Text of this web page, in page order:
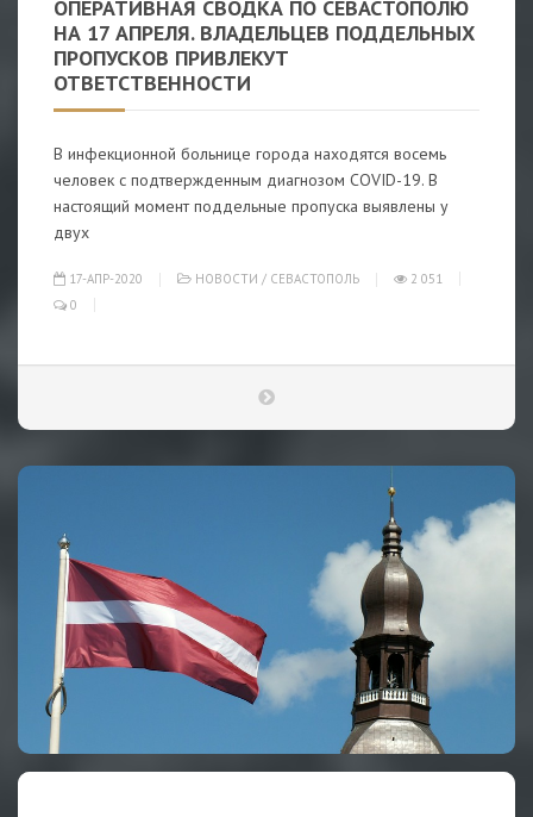
ОПЕРАТИВНАЯ СВОДКА ПО СЕВАСТОПОЛЮ
НА 17 АПРЕЛЯ. ВЛАДЕЛЬЦЕВ ПОДДЕЛЬНЫХ
ПРОПУСКОВ ПРИВЛЕКУТ
ОТВЕТСТВЕННОСТИ
В инфекционной больнице города находятся восемь
человек с подтвержденным диагнозом COVID-19. В
настоящий момент поддельные пропуска выявлены у
двух
17-АПР-2020 НОВОСТИ / СЕВАСТОПОЛЬ
2 051
0